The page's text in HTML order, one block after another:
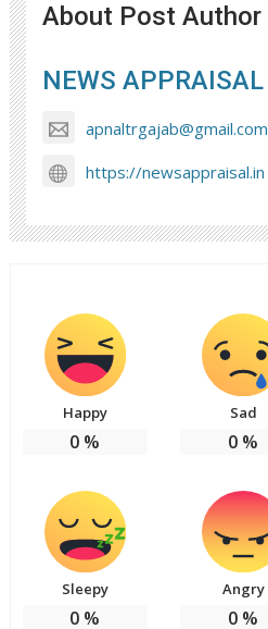
About Post Author
NEWS APPRAISAL
apnaltrgajab@gmail.com
https://newsappraisal.in
Happy
0 %
Sad
0 %
Sleepy
0 %
Angry
0 %